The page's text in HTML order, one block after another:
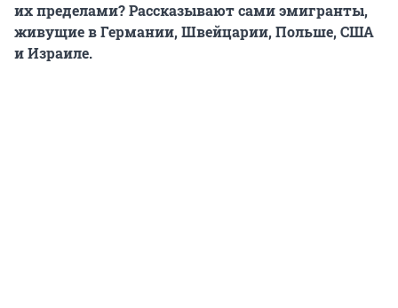
их пределами? Рассказывают сами эмигранты,
живущие в Германии, Швейцарии, Польше, США
и Израиле.